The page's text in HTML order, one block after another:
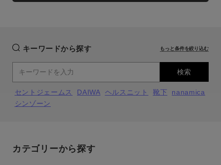
キーワードから探す もっと条件を絞り込む
検索
セントジェームス DAIWA ヘルスニット 靴下
nanamica
シンゾーン
カテゴリーから探す